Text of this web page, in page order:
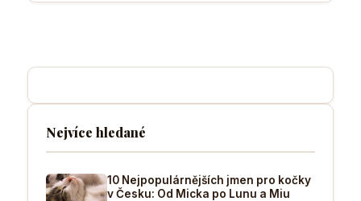
Nejvíce hledané
10 Nejpopulárnějších jmen pro kočky
v Česku: Od Micka po Lunu a Miu